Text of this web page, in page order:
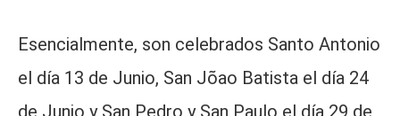
Esencialmente, son celebrados Santo Antonio
el día 13 de Junio, San Jõao Batista el día 24
de Junio y San Pedro y San Paulo el día 29 de